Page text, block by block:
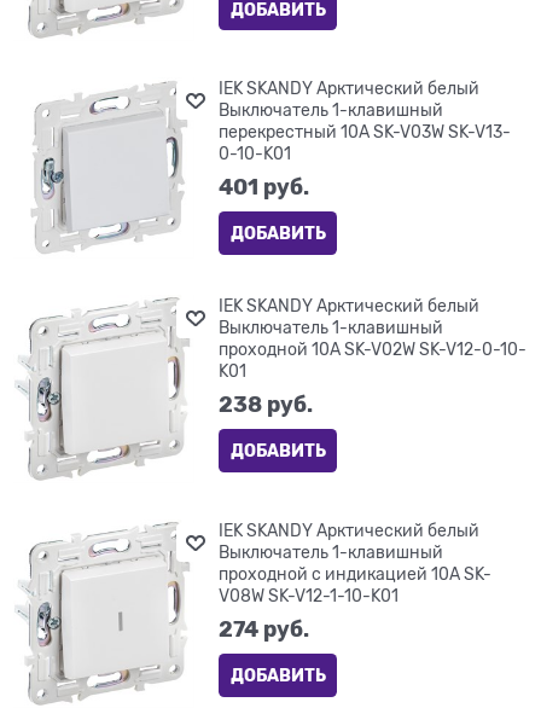
ДОБАВИТЬ
IEK SKANDY Арктический белый
Выключатель 1-клавишный
перекрестный 10А SK-V03W SK-V13-
0-10-K01
401 руб.
ДОБАВИТЬ
IEK SKANDY Арктический белый
Выключатель 1-клавишный
проходной 10А SK-V02W SK-V12-0-10-
K01
238 руб.
ДОБАВИТЬ
IEK SKANDY Арктический белый
Выключатель 1-клавишный
проходной с индикацией 10А SK-
V08W SK-V12-1-10-K01
274 руб.
ДОБАВИТЬ